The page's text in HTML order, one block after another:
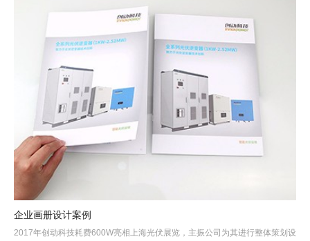
企业画册设计案例
2017年创动科技耗费600W亮相上海光伏展览，主振公司为其进行整体策划设